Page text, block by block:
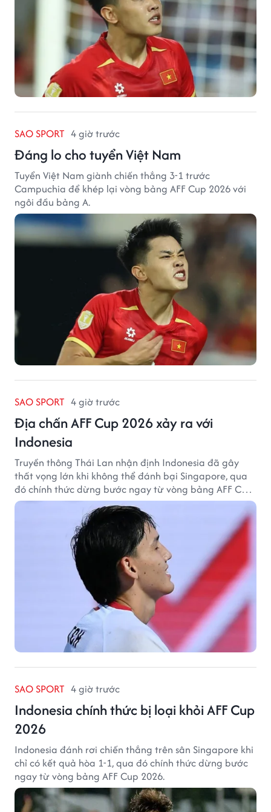
SAO SPORT 4 giờ trước
Đáng lo cho tuyển Việt Nam
Tuyển Việt Nam giành chiến thắng 3-1 trước
Campuchia để khép lại vòng bảng AFF Cup 2026 với
ngôi đầu bảng A.
SAO SPORT 4 giờ trước
Địa chấn AFF Cup 2026 xảy ra với
Indonesia
Truyền thông Thái Lan nhận định Indonesia đã gây
thất vọng lớn khi không thể đánh bại Singapore, qua
đó chính thức dừng bước ngay từ vòng bảng AFF Cup
2026.
SAO SPORT 4 giờ trước
Indonesia chính thức bị loại khỏi AFF Cup
2026
Indonesia đánh rơi chiến thắng trên sân Singapore khi
chỉ có kết quả hòa 1-1, qua đó chính thức dừng bước
ngay từ vòng bảng AFF Cup 2026.